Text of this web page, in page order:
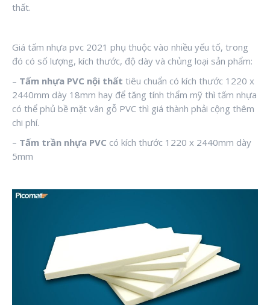
thất.
Giá tấm nhựa pvc 2021 phụ thuộc vào nhiều yếu tố, trong
đó có số lượng, kích thước, độ dày và chủng loại sản phẩm:
– Tấm nhựa PVC nội thất tiêu chuẩn có kích thước 1220 x
2440mm dày 18mm hay để tăng tính thẩm mỹ thì tấm nhựa
có thể phủ bề mặt vân gỗ PVC thì giá thành phải cộng thêm
chi phí.
– Tấm trần nhựa PVC có kích thước 1220 x 2440mm dày
5mm